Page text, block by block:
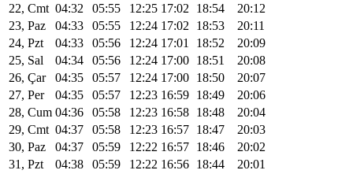
22, Cmt 04:32 05:55 12:25 17:02 18:54
20:12
23, Paz
04:33 05:55 12:24 17:02 18:53
20:11
24, Pzt
04:33 05:56 12:24 17:01 18:52
20:09
25, Sal
04:34 05:56 12:24 17:00 18:51
20:08
26, Çar
04:35 05:57 12:24 17:00 18:50
20:07
27, Per
04:35 05:57 12:23 16:59 18:49
20:06
28, Cum 04:36 05:58 12:23 16:58 18:48
20:04
29, Cmt 04:37 05:58 12:23 16:57 18:47
20:03
30, Paz
04:37 05:59 12:22 16:57 18:46
20:02
31, Pzt
04:38 05:59 12:22 16:56 18:44 20:01